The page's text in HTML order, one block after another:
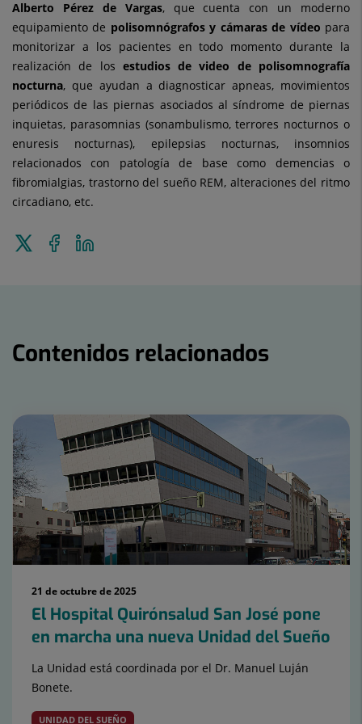
Alberto Pérez de Vargas, que cuenta con un moderno
equipamiento de polisomnógrafos y cámaras de vídeo para
monitorizar a los pacientes en todo momento durante la
realización de los estudios de video de polisomnografía
nocturna, que ayudan a diagnosticar apneas, movimientos
periódicos de las piernas asociados al síndrome de piernas
inquietas, parasomnias (sonambulismo, terrores nocturnos o
enuresis nocturnas), epilepsias nocturnas, insomnios
relacionados con patología de base como demencias o
fibromialgias, trastorno del sueño REM, alteraciones del ritmo
circadiano, etc.
Enviar
Compartir
en
Contenidos relacionados
21 de octubre de 2025
El Hospital Quirónsalud San José pone
en marcha una nueva Unidad del Sueño
La Unidad está coordinada por el Dr. Manuel Luján
Bonete.
UNIDAD DEL SUEÑO